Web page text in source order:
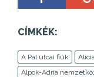
CÍMKÉK:
A Pál utcai fiúk
Alpok-Adria